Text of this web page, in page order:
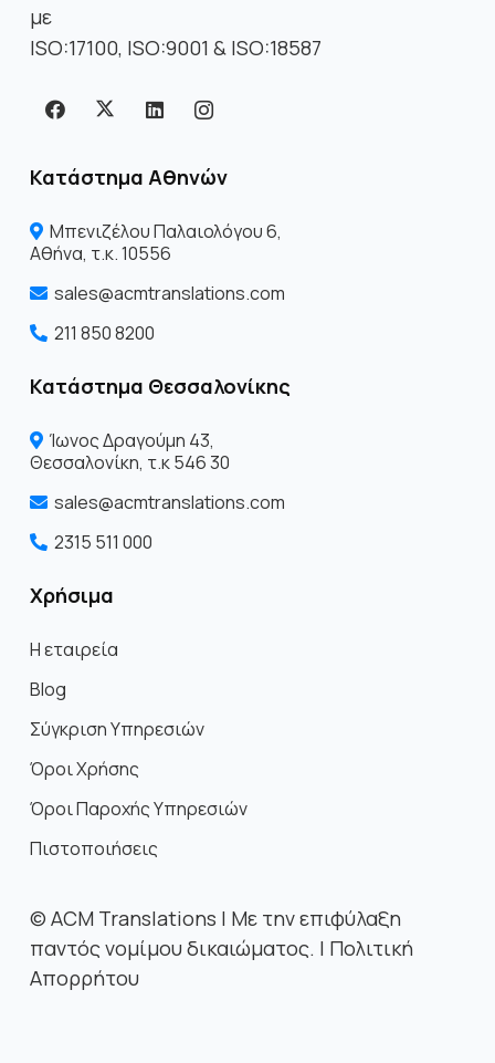
με
ISO:17100, ISO:9001 & ISO:18587
Κατάστημα Αθηνών
Μπενιζέλου Παλαιολόγου 6,
Αθήνα, τ.κ. 10556
sales@acmtranslations.com
211 850 8200
Κατάστημα Θεσσαλονίκης
Ίωνος Δραγoύμη 43,
Θεσσαλονίκη, τ.κ 546 30
sales@acmtranslations.com
2315 511 000
Χρήσιμα
Η εταιρεία
Blog
Σύγκριση Υπηρεσιών
Όροι Χρήσης
Όροι Παροχής Υπηρεσιών
Πιστοποιήσεις
© ACM Translations | Με την επιφύλαξη
παντός νομίμου δικαιώματος. | Πολιτική
Απορρήτου